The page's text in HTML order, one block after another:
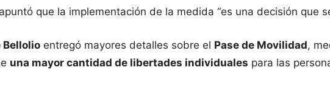
que la implementación de la medida “es una decisión que
Bellolio entregó mayores detalles sobre el Pase de Movilidad,
una mayor cantidad de libertades individuales para las